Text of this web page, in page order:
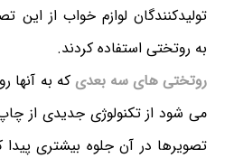
تولیدکنندگان لوازم خواب از
به روتختی استفاده کردند.
روتختی های سه بعدی که به آنها
می شود از تکنولوژی جدیدی از
تصویرها در آن جلوه بیشتری